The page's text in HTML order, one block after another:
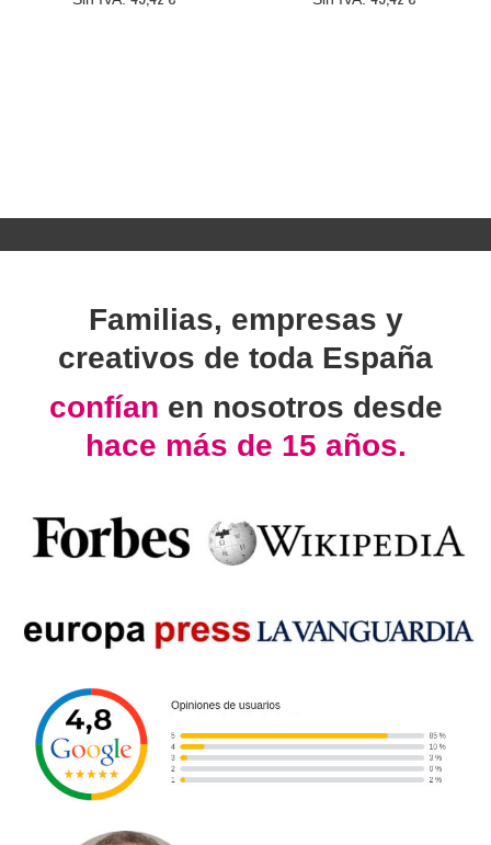
Familias, empresas y
creativos de toda España
confían en nosotros desde
hace más de 15 años.